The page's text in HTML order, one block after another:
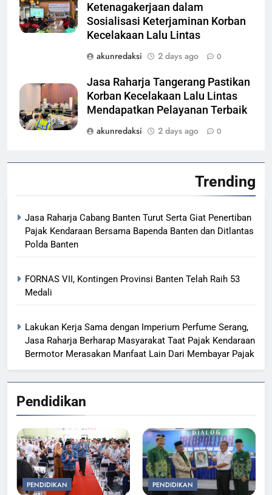
Ketenagakerjaan dalam
Sosialisasi Keterjaminan Korban
Kecelakaan Lalu Lintas
akunredaksi
2 days ago 0
Jasa Raharja Tangerang Pastikan
Korban Kecelakaan Lalu Lintas
Mendapatkan Pelayanan Terbaik
akunredaksi
2 days ago 0
Trending
Jasa Raharja Cabang Banten Turut Serta Giat Penertiban
Pajak Kendaraan Bersama Bapenda Banten dan Ditlantas
Polda Banten
FORNAS VII, Kontingen Provinsi Banten Telah Raih 53
Medali
Lakukan Kerja Sama dengan Imperium Perfume Serang,
Jasa Raharja Berharap Masyarakat Taat Pajak Kendaraan
Bermotor Merasakan Manfaat Lain Dari Membayar Pajak
Pendidikan
PENDIDIKAN PENDIDIKAN